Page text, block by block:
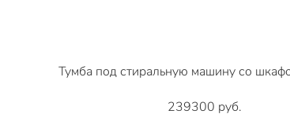
Тумба под стиральную машину со
239300 руб.